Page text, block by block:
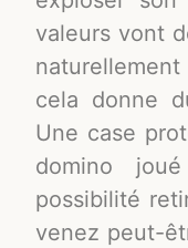
valeurs vont
cela donne
Une case
domino
possibilité
venez peut-